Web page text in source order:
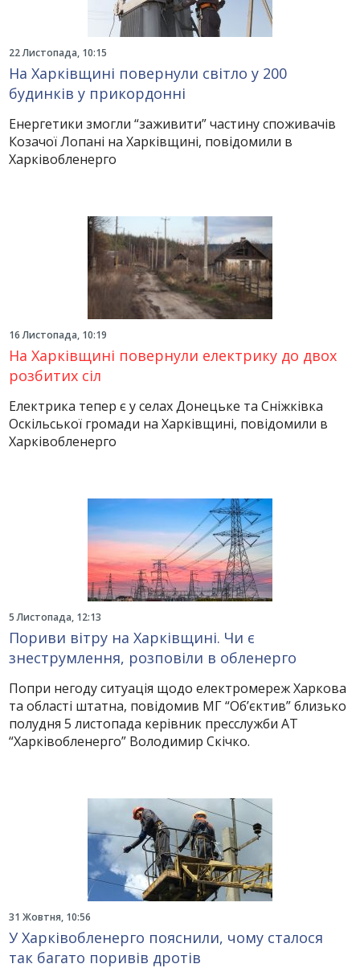
22 Листопада, 10:15
На Харківщині повернули світло у 200
будинків у прикордонні
Енергетики змогли “заживити” частину споживачів
Козачої Лопані на Харківщині, повідомили в
Харківобленерго
16 Листопада, 10:19
На Харківщині повернули електрику до двох
розбитих сіл
Електрика тепер є у селах Донецьке та Сніжківка
Оскільської громади на Харківщині, повідомили в
Харківобленерго
5 Листопада, 12:13
Пориви вітру на Харківщині. Чи є
знеструмлення, розповіли в обленерго
Попри негоду ситуація щодо електромереж Харкова
та області штатна, повідомив МГ “Об’єктив” близько
полудня 5 листопада керівник пресслужби АТ
“Харківобленерго” Володимир Скічко.
31 Жовтня, 10:56
У Харківобленерго пояснили, чому сталося
так багато поривів дротів